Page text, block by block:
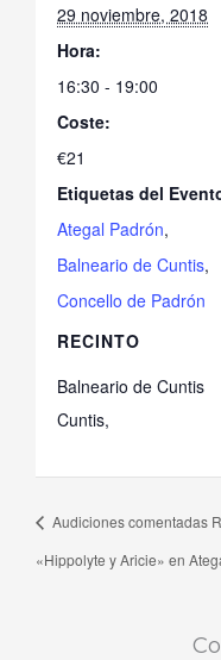
29 noviembre, 2018
Hora:
16:30 - 19:00
Coste:
€21
Etiquetas del
Ategal Padrón,
Balneario de Cuntis,
Concello de Padrón
RECINTO
Balneario de Cuntis
Cuntis,
Audiciones comentadas
«Hippolyte y Aricie» en